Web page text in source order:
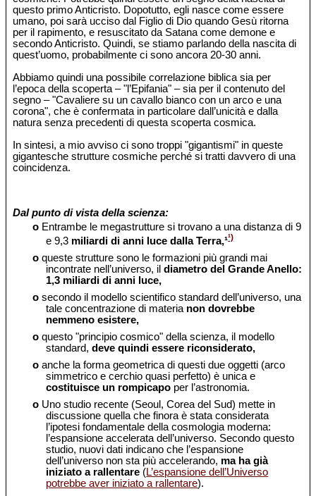
questo primo Anticristo. Dopotutto, egli nasce come essere
umano, poi sarà ucciso dal Figlio di Dio quando Gesù ritorna
per il rapimento, e resuscitato da Satana come demone e
secondo Anticristo. Quindi, se stiamo parlando della nascita di
quest’uomo, probabilmente ci sono ancora 20-30 anni.
Abbiamo quindi una possibile correlazione biblica sia per
l’epoca della scoperta – "l’Epifania" – sia per il contenuto del
segno – "Cavaliere su un cavallo bianco con un arco e una
corona", che è confermata in particolare dall’unicità e dalla
natura senza precedenti di questa scoperta cosmica.
In sintesi, a mio avviso ci sono troppi "gigantismi" in queste
gigantesche strutture cosmiche perché si tratti davvero di una
coincidenza.
Dal punto di vista della scienza:
o Entrambe le megastrutture si trovano a una distanza di 9
e 9,3 miliardi di anni luce dalla Terra,¹¹)
o queste strutture sono le formazioni più grandi mai
incontrate nell’universo, ildiametro del Grande Anello:
1,3 miliardi di anni luce,
o secondo il modello scientifico standard dell’universo, una
tale concentrazione di materia non dovrebbe
nemmeno esistere,
o questo "principio cosmico" della scienza, il modello
standard,deve quindi essere riconsiderato,
o anche la forma geometrica di questi due oggetti (arco
simmetrico e cerchio quasi perfetto) è unica e
costituisce un rompicapo per l’astronomia.
o Uno studio recente (Seoul, Corea del Sud) mette in
discussione quella che finora è stata considerata
l’ipotesi fondamentale della cosmologia moderna:
l’espansione accelerata dell’universo. Secondo questo
studio, nuovi dati indicano che l’espansione
dell’universo non sta più accelerando, ma ha già
iniziato a rallentare (L’espansione dell’Universo
potrebbe aver iniziato a rallentare).